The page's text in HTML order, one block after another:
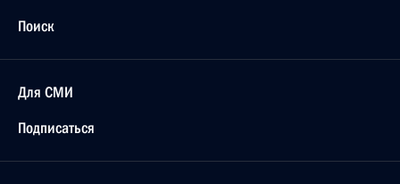
Поиск
Для СМИ
Подписаться